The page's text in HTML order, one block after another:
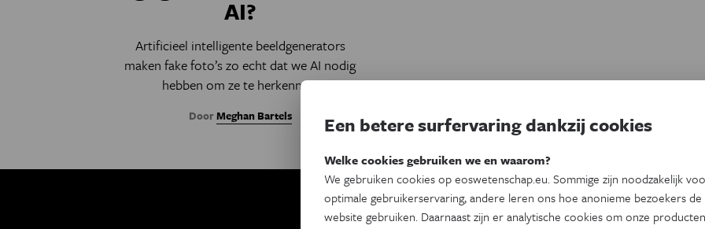
AI?
Artificieel intelligente beeldgenerators
maken fake foto’s zo echt dat we AI nodig
hebben om ze te herkennen.
DoorMeghan Bartels Een betere surfervaring dankzij cookies
Welke cookies gebruiken we en waarom?
We gebruiken cookies op eoswetenschap.eu. Sommige zijn noodzakelijk
optimale gebruikerservaring, andere leren ons hoe anonieme bezoekers de
website gebruiken. Daarnaast zijn er analytische cookies om onze